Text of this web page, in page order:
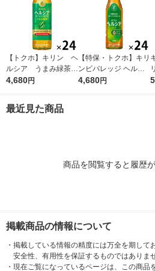
【トクホ】キリン ヘ
ルシア うまみ緑茶
５００ｍｌＰＥＴ 1箱
4,680円
【特保・トクホ】キリ
ンビバレッジ ヘルシ
ア 緑茶 350ml スリム
4,680円
最近見た商品
商品を閲覧すると履歴
掲載商品の情報について
・ 掲載している情報の精度には万全を期して
安全性、有用性を保証するものではありま
・ 現在ご覧になっているページは、この商品